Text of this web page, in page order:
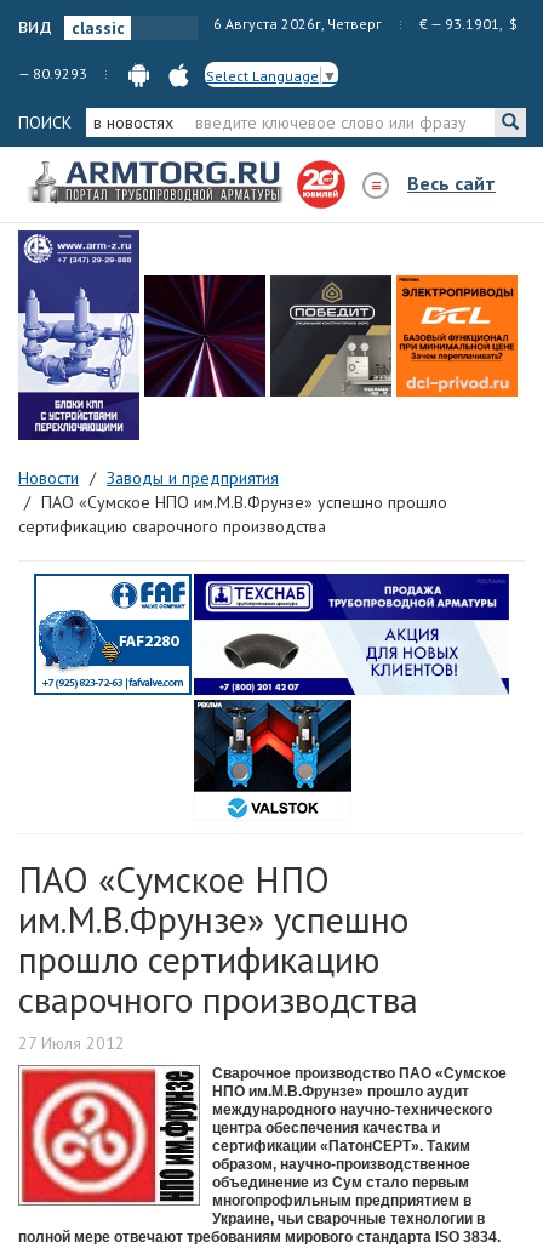
вид 6 Августа 2026г, Четверг € — 93.1901, $
— 80.9293 Select Language ▼
ПОИСК в новостях
Весь сайт
Новости
Заводы и предприятия
ПАО «Сумское НПО им.М.В.Фрунзе» успешно прошло
сертификацию сварочного производства
ПАО «Сумское НПО
им.М.В.Фрунзе» успешно
прошло сертификацию
сварочного производства
27 Июля 2012
Сварочное производство ПАО «Сумское
НПО им.М.В.Фрунзе» прошло аудит
международного научно-технического
центра обеспечения качества и
сертификации «ПатонСЕРТ». Таким
образом, научно-производственное
объединение из Сум стало первым
многопрофильным предприятием в
Украине, чьи сварочные технологии в
полной мере отвечают требованиям мирового стандарта ISO 3834.